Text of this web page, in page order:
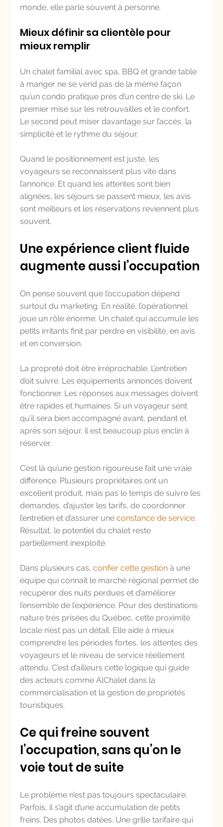
monde, elle parle souvent à personne.
Mieux définir sa clientèle pour
mieux remplir
Un chalet familial avec spa, BBQ et grande table
à manger ne se vend pas de la même façon
qu’un condo pratique près d’un centre de ski. Le
premier mise sur les retrouvailles et le confort.
Le second peut miser davantage sur l’accès, la
simplicité et le rythme du séjour.
Quand le positionnement est juste, les
voyageurs se reconnaissent plus vite dans
l’annonce. Et quand les attentes sont bien
alignées, les séjours se passent mieux, les avis
sont meilleurs et les réservations reviennent plus
souvent.
Une expérience client fluide
augmente aussi l’occupation
On pense souvent que l’occupation dépend
surtout du marketing. En réalité, l’opérationnel
joue un rôle énorme. Un chalet qui accumule les
petits irritants finit par perdre en visibilité, en avis
et en conversion.
La propreté doit être irréprochable. L’entretien
doit suivre. Les équipements annoncés doivent
fonctionner. Les réponses aux messages doivent
être rapides et humaines. Si un voyageur sent
qu’il sera bien accompagné avant, pendant et
après son séjour, il est beaucoup plus enclin à
réserver.
C’est là qu’une gestion rigoureuse fait une vraie
différence. Plusieurs propriétaires ont un
excellent produit, mais pas le temps de suivre les
demandes, d’ajuster les tarifs, de coordonner
l’entretien et d’assurer une constance de service.
Résultat, le potentiel du chalet reste
partiellement inexploité.
Dans plusieurs cas, confier cette gestion à une
équipe qui connaît le marché régional permet de
récupérer des nuits perdues et d’améliorer
l’ensemble de l’expérience. Pour des destinations
nature très prisées du Québec, cette proximité
locale n’est pas un détail. Elle aide à mieux
comprendre les périodes fortes, les attentes des
voyageurs et le niveau de service réellement
attendu. C’est d’ailleurs cette logique qui guide
des acteurs comme AlChalet dans la
commercialisation et la gestion de propriétés
touristiques.
Ce qui freine souvent
l’occupation, sans qu’on le
voie tout de suite
Le problème n’est pas toujours spectaculaire.
Parfois, il s’agit d’une accumulation de petits
freins. Des photos datées. Une grille tarifaire qui